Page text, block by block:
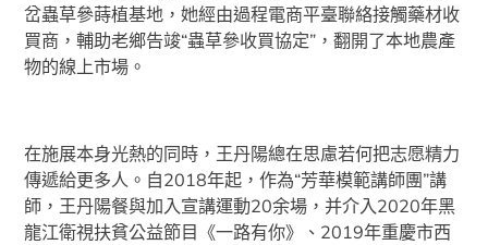
岔蟲草參蒔植基地，她經由過程電商平臺聯絡接觸藥材收
買商，輔助老鄉告竣“蟲草參收買協定”，翻開了本地農產
物的線上市場。
在施展本身光熱的同時，王丹陽總在思慮若何把志愿精力
傳遞給更多人。自2018年起，作為“芳華模範講師團”講
師，王丹陽餐與加入宣講運動20余場，并介入2020年黑
龍江衛視扶貧公益節目《一路有你》、2019年重慶市西